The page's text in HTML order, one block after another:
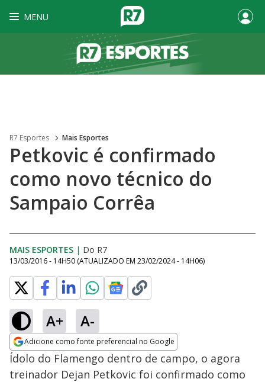
MENU
R7 Esportes Mais Esportes
Petkovic é confirmado
como novo técnico do
Sampaio Corrêa
MAIS ESPORTES | Do R7
13/03/2016 - 14H50 (ATUALIZADO EM 23/02/2024 - 14H06)
A+ A-
Adicione como fonte preferencial no Google
Opens in new window
Ídolo do Flamengo dentro de campo, o agora
treinador Dejan Petkovic foi confirmado como